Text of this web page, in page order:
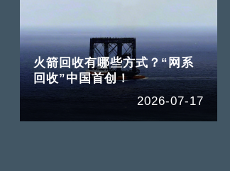
火箭回收有哪些方式？“网系
回收”中国首创！
2026-07-17